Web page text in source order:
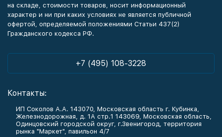
на складе, стоимости товаров, носит информационный
характер и ни при каких условиях не является публичной
офертой, определяемой положениями Статьи 437(2)
Гражданского кодекса РФ.
+7 (495) 108-3228
Контакты:
ИП Соколов А.А. 143070, Московская область г. Кубинка,
Железнодорожная, д. 1А стр.1 143069, Московская область,
Одинцовский городской округ, г.Звенигород, территория
рынка "Маркет", павильон 4/7